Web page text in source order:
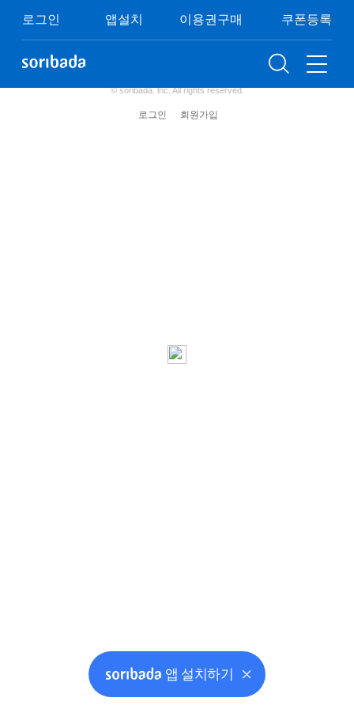
로그인 앱설치 이용권구매 쿠폰등록
쿠폰등록 이용권구매 이벤트
이용약관 개인정보처리방침 청소년보호정책
© soribada. lnc. All rights reserved.
로그인 회원가입
앱 설치하기